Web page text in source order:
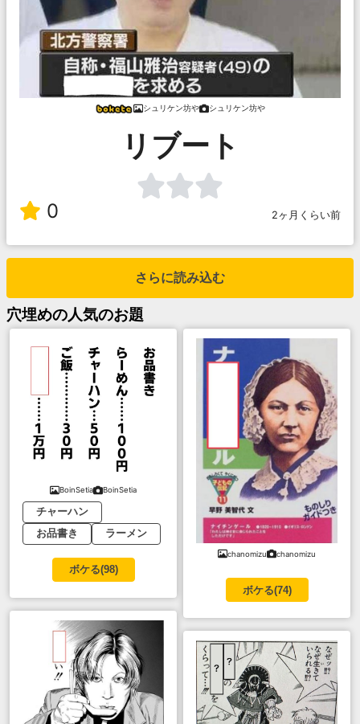
シュリケン坊や シュリケン坊や
リブート
0 2ヶ月くらい前
さらに読み込む
穴埋めの人気のお題
BoinSetia BoinSetia
チャーハン
お品書き
ラーメン
ボケる(98)
chanomizu chanomizu
ボケる(74)